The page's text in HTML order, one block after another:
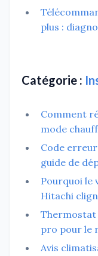
plus :
Catégorie :
Comment
mode
Code
guide de
Pourquoi le
Hitachi
Thermostat
pro pour le
Avis